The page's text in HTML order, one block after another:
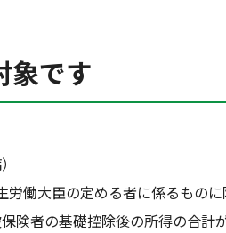
象です
働大臣の定める者に係るものに
者の基礎控除後の所得の合計